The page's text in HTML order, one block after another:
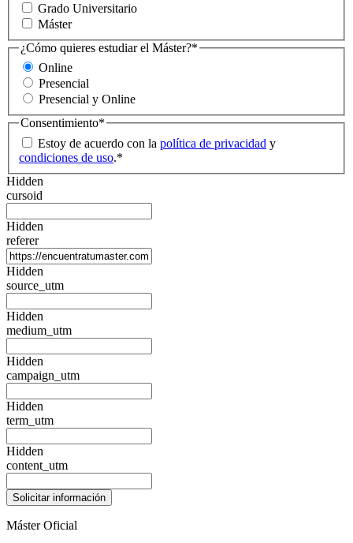
Grado Universitario
Máster
¿Cómo quieres estudiar el Máster?*
Online
Presencial
Presencial y Online
Consentimiento*
Estoy de acuerdo con la política de privacidad y
condiciones de uso.*
Hidden
cursoid
Hidden
referer
Hidden
source_utm
Hidden
medium_utm
Hidden
campaign_utm
Hidden
term_utm
Hidden
content_utm
Máster Oficial